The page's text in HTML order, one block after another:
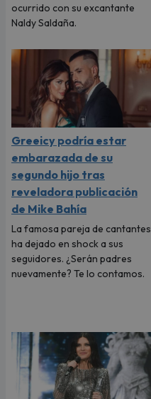
ocurrido con su excantante
Naldy Saldaña.
Greeicy podría estar
embarazada de su
segundo hijo tras
reveladora publicación
de Mike Bahía
La famosa pareja de cantantes
ha dejado en shock a sus
seguidores. ¿Serán padres
nuevamente? Te lo contamos.